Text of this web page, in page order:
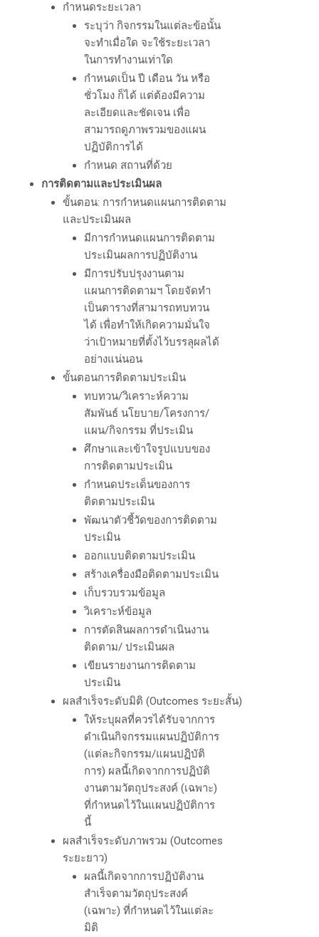
กำหนดระยะเวลา
ระบุว่า กิจกรรมในแต่ละข้อนั้น
จะทำเมื่อใด จะใช้ระยะเวลา
ในการทำงานเท่าใด
กำหนดเป็น ปี เดือน วัน หรือ
ชั่วโมง ก็ได้ แต่ต้องมีความ
ละเอียดและชัดเจน เพื่อ
สามารถดูภาพรวมของแผน
ปฏิบัติการได้
กำหนด สถานที่ด้วย
การติดตามและประเมินผล
ขั้นตอน: การกำหนดแผนการติดตาม
และประเมินผล
มีการกำหนดแผนการติดตาม
ประเมินผลการปฏิบัติงาน
มีการปรับปรุงงานตาม
แผนการติดตามฯ โดยจัดทำ
เป็นตารางที่สามารถทบทวน
ได้ เพื่อทำให้เกิดความมั่นใจ
ว่าเป้าหมายที่ตั้งไว้บรรลุผลได้
อย่างแน่นอน
ขั้นตอนการติดตามประเมิน
ทบทวน/วิเคราะห์ความ
สัมพันธ์ นโยบาย/โครงการ/
แผน/กิจกรรม ที่ประเมิน
ศึกษาและเข้าใจรูปแบบของ
การติดตามประเมิน
กำหนดประเด็นของการ
ติดตามประเมิน
พัฒนาตัวชี้วัดของการติดตาม
ประเมิน
ออกแบบติดตามประเมิน
สร้างเครื่องมือติดตามประเมิน
เก็บรวบรวมข้อมูล
วิเคราะห์ข้อมูล
การตัดสินผลการดำเนินงาน
ติดตาม/ ประเมินผล
เขียนรายงานการติดตาม
ประเมิน
ผลสำเร็จระดับมิติ (Outcomes ระยะสั้น)
ให้ระบุผลที่ควรได้รับจากการ
ดำเนินกิจกรรมแผนปฏิบัติการ
(แต่ละกิจกรรม/แผนปฏิบัติ
การ) ผลนี้เกิดจากการปฏิบัติ
งานตามวัตถุประสงค์ (เฉพาะ)
ที่กำหนดไว้ในแผนปฏิบัติการ
นี้
ผลสำเร็จระดับภาพรวม (Outcomes
ระยะยาว)
ผลนี้เกิดจากการปฏิบัติงาน
สำเร็จตามวัตถุประสงค์
(เฉพาะ) ที่กำหนดไว้ในแต่ละ
มิติ